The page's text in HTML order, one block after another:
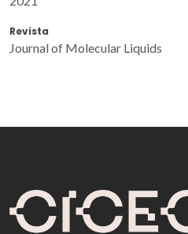
Revista
Journal of Molecular Liquids